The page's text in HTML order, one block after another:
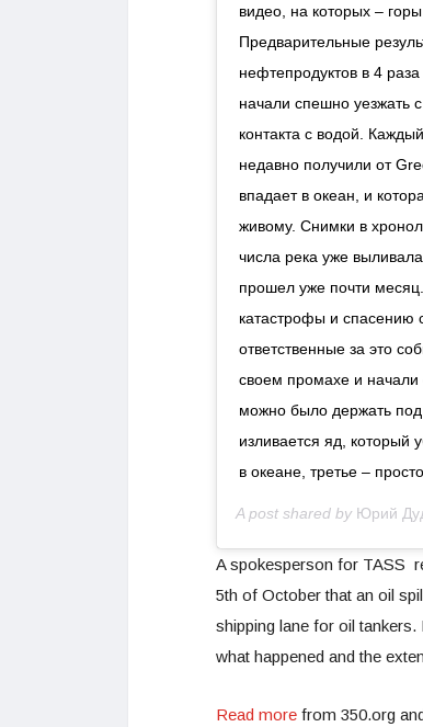
видео, на которых –
Предварительные
нефтепродуктов в 4
начали спешно уезжать
контакта с водой.
недавно получили от
впадает в океан, и
живому. Снимки в
числа река уже
прошел уже почти
катастрофы и спасению
ответственные за это
своем промахе и
можно было держать
изливается яд, который
в океане, третье –
A post shared by Юрий
A spokesperson for TASS
5th of October that an oil
shipping lane for oil
what happened and the
Read more from 350.org